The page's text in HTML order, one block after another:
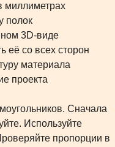
миллиметрах
полок
3D-виде
её со всех сторон
материала
проекта
Сначала
Используйте
пропорции в